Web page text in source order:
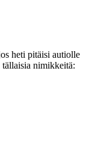
heti pitäisi autiolle
nimikkeitä: